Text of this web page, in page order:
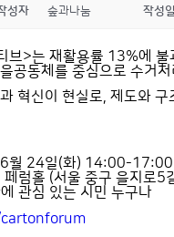
성자 숲과나눔 작성일
브>는 재활용률 13%에
공동체를 중심으로 수거
혁신이 현실로, 제도와
월 24일(화) 14:00-17:00
럼홀 (서울 중구 을지로5
관심 있는 시민 누구나